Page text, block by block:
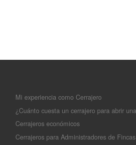
Mi experiencia como Cerrajero
¿Cuánto cuesta un cerrajero para abrir
Cerrajeros económicos
Cerrajeros para Administradores de